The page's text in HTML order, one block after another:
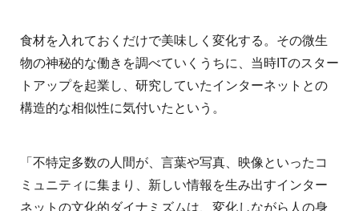
食材を入れておくだけで美味しく変化する。その微生
物の神秘的な働きを調べていくうちに、当時ITのスター
トアップを起業し、研究していたインターネットとの
構造的な相似性に気付いたという。
「不特定多数の人間が、言葉や写真、映像といったコ
ミュニティに集まり、新しい情報を生み出すインター
ネットの文化的ダイナミズムは、変化しながら人の身